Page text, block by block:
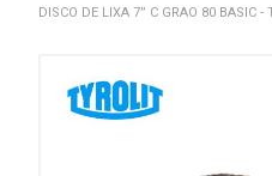
DISCO DE LIXA 7” C GRAO 80 BASIC -